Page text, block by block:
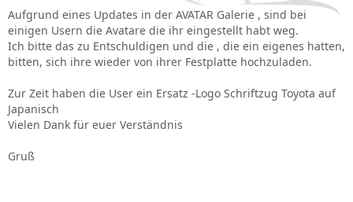
Aufgrund eines Updates in der AVATAR Galerie , sind bei
einigen Usern die Avatare die ihr eingestellt habt weg.
Ich bitte das zu Entschuldigen und die , die ein eigenes hatten,
bitten, sich ihre wieder von ihrer Festplatte hochzuladen.
Zur Zeit haben die User ein Ersatz -Logo Schriftzug Toyota auf
Japanisch
Vielen Dank für euer Verständnis
Gruß